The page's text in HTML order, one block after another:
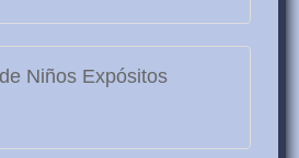
Niños Expósitos